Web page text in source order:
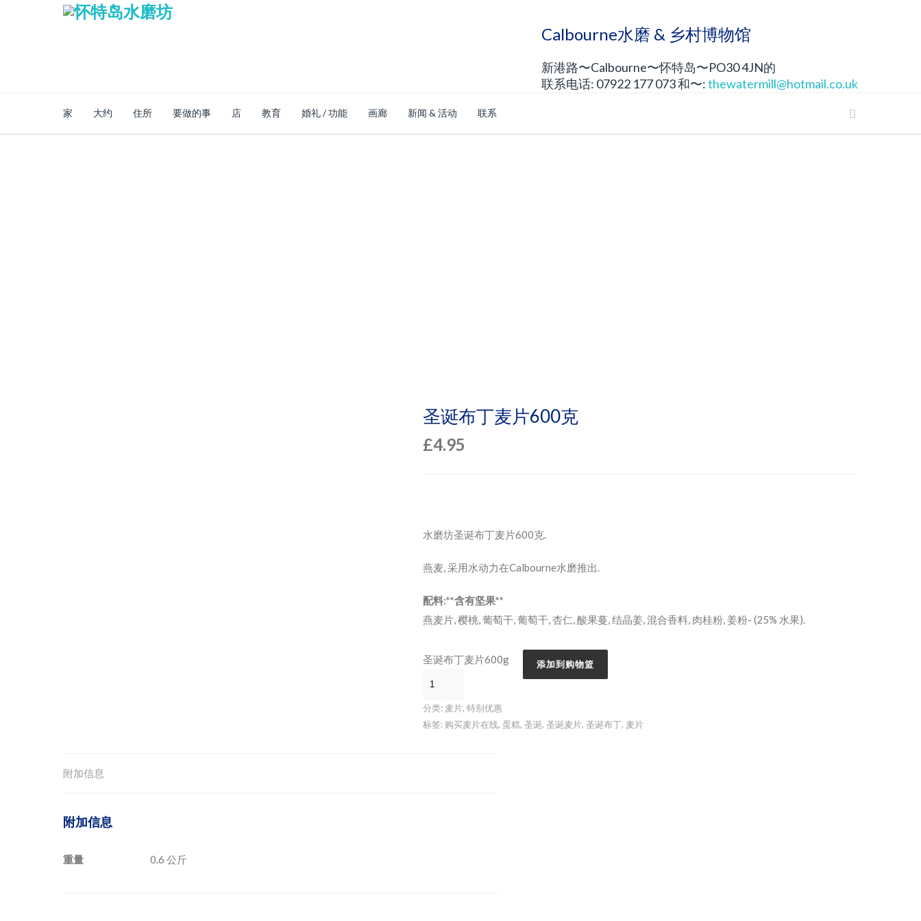
Calbourne水磨 & 乡村博物馆
新港路〜Calbourne〜怀特岛〜PO30 4JN的
联系电话: 07922 177 073 和〜:thewatermill@hotmail.co.uk
家 大约 住所 要做的事 店 教育 婚礼 / 功能 画廊 新闻 & 活动 联系
圣诞布丁麦片600克
£4.95
水磨坊圣诞布丁麦片600克.
燕麦, 采用水动力在Calbourne水磨推出.
配料:**含有坚果**
燕麦片, 樱桃, 葡萄干, 葡萄干, 杏仁, 酸果蔓, 结晶姜, 混合香料, 肉桂粉, 姜粉- (25% 水果).
圣诞布丁麦片600g 添加到购物篮
分类: 麦片, 特别优惠
标签: 购买麦片在线, 蛋糕, 圣诞, 圣诞麦片, 圣诞布丁, 麦片
附加信息
附加信息
重量 0.6 公斤